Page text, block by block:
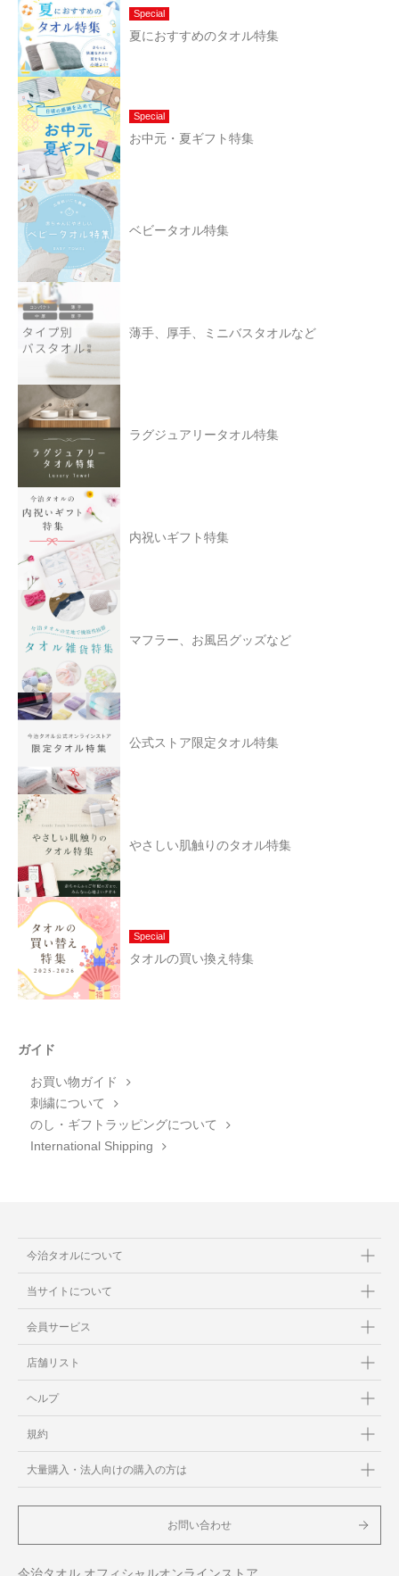
Special
夏におすすめのタオル特集
Special
お中元・夏ギフト特集
ベビータオル特集
薄手、厚手、ミニバスタオルなど
ラグジュアリータオル特集
内祝いギフト特集
マフラー、お風呂グッズなど
公式ストア限定タオル特集
やさしい肌触りのタオル特集
Special
タオルの買い換え特集
ガイド
お買い物ガイド
刺繍について
のし・ギフトラッピングについて
International Shipping
今治タオルについて
当サイトについて
会員サービス
店舗リスト
ヘルプ
規約
大量購入・法人向けの購入の方は
お問い合わせ